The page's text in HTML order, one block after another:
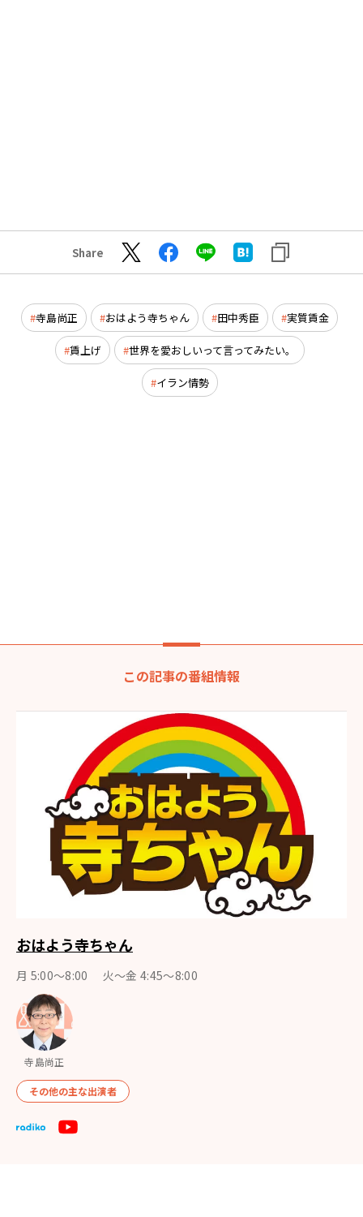
Share
寺島尚正 おはよう寺ちゃん 田中秀臣 実質賃金
賃上げ 世界を愛おしいって言ってみたい。
イラン情勢
この記事の番組情報
おはよう寺ちゃん
月 5:00～8:00 火～金 4:45～8:00
寺島尚正
その他の主な出演者